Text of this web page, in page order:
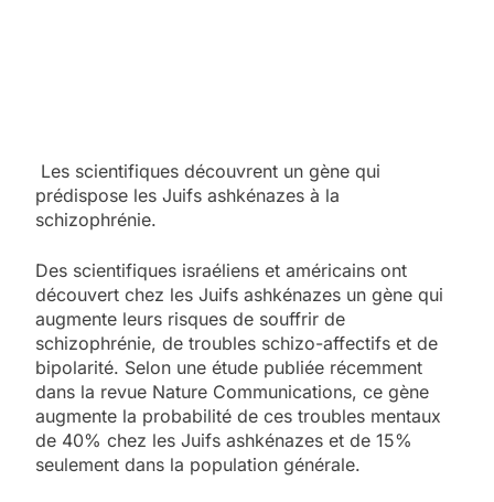
Les scientifiques découvrent un gène qui
prédispose les Juifs ashkénazes à la
schizophrénie.
Des scientifiques israéliens et américains ont
découvert chez les Juifs ashkénazes un gène qui
augmente leurs risques de souffrir de
schizophrénie, de troubles schizo-affectifs et de
bipolarité. Selon une étude publiée récemment
dans la revue Nature Communications, ce gène
augmente la probabilité de ces troubles mentaux
de 40% chez les Juifs ashkénazes et de 15%
seulement dans la population générale.